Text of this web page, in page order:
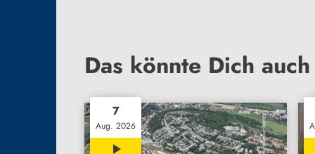
Das könnte Dich
7
Aug. 2026